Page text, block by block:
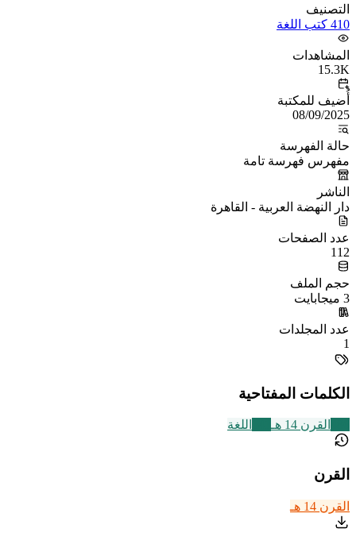
التصنيف
410 كتب اللغة
المشاهدات
15.3K
أُضيف للمكتبة
08/09/2025
حالة الفهرسة
مفهرس فهرسة تامة
الناشر
دار النهضة العربية - القاهرة
عدد الصفحات
112
حجم الملف
3 ميجابايت
عدد المجلدات
1
الكلمات المفتاحية
القرن 14 هـ اللغة
القرن
القرن 14 هـ